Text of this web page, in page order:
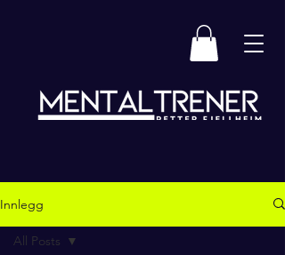
Innlegg
All Posts